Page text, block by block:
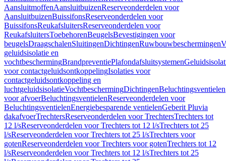
AansluitmoffenAansluitbuizenReserveonderdelen voor
AansluitbuizenBuissifonsReserveonderdelen voor
BuissifonsReukafsluitersReserveonderdelen voor
ReukafsluitersToebehorenBeugelsBevestigingen voor
beugelsDraagschalenSluitingenDichtingenRuwbouwbeschermingen
geluidsisolatie en
vochtbeschermingBrandpreventiePlafondafsluitsystemen
voor contactgeluidsontkoppelingIsolaties voor
contactgeluidsontkoppeling en
luchtgeluidsisolatieVochtbeschermingDichtingenBeluchtingsventielen
voor afvoerBeluchtingsventielenReserveonderdelen voor
BeluchtingsventielenEnergiebesparende ventielenGeberit Pluvia
dakafvoerTrechtersReserveonderdelen voor TrechtersTrechters tot
12 l/sReserveonderdelen voor Trechters tot 12 l/sTrechters tot 25
l/sReserveonderdelen voor Trechters tot 25 l/sTrechters voor
gotenReserveonderdelen voor Trechters voor gotenTrechters tot 12
l/sReserveonderdelen voor Trechters tot 12 l/sTrechters tot 25